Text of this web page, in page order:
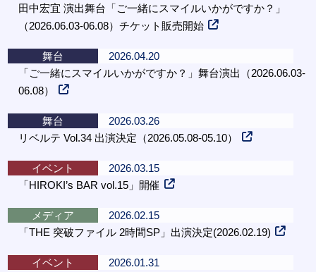
田中宏宜 演出舞台「ご一緒にスマイルいかがですか？」
（2026.06.03-06.08）チケット販売開始
舞台
2026.04.20
「ご一緒にスマイルいかがですか？」舞台演出（2026.06.03-
06.08）
舞台
2026.03.26
リベルテ Vol.34 出演決定（2026.05.08-05.10）
イベント
2026.03.15
「HIROKI’s BAR vol.15」開催
メディア
2026.02.15
「THE 突破ファイル 2時間SP」出演決定(2026.02.19)
イベント
2026.01.31